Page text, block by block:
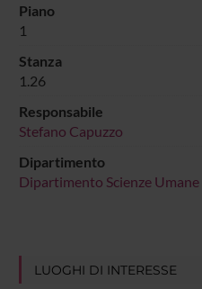
Piano
1
Stanza
1.26
Responsabile
Stefano Capuzzo
Dipartimento
Dipartimento Scienze Umane
LUOGHI DI INTERESSE